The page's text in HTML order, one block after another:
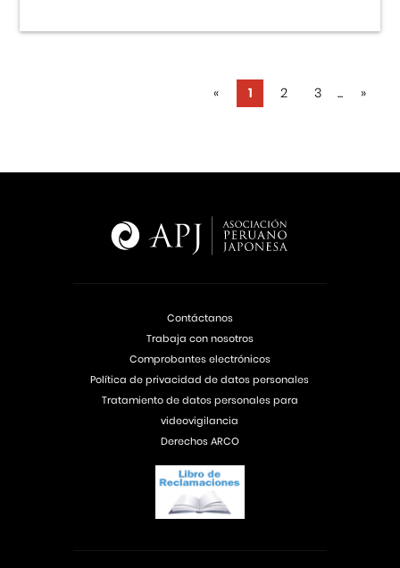
« 1 2 3 ... »
Contáctanos
Trabaja con nosotros
Comprobantes electrónicos
Política de privacidad de datos personales
Tratamiento de datos personales para
videovigilancia
Derechos ARCO